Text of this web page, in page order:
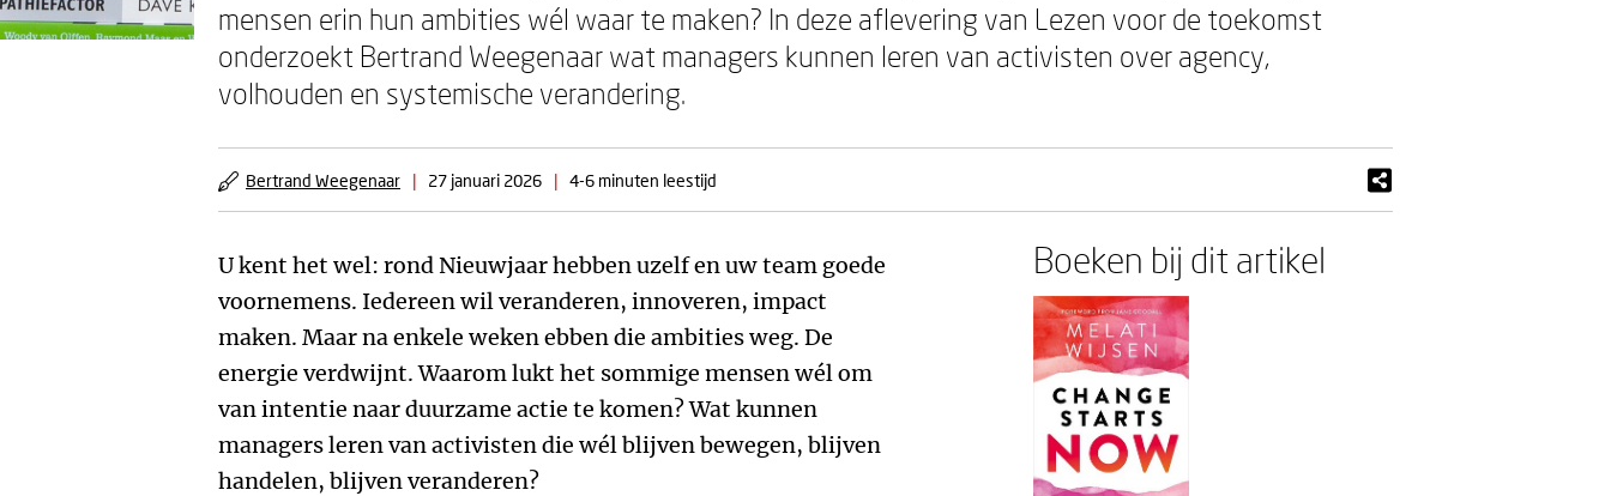
mensen erin hun ambities wél waar te maken? In deze aflevering van Lezen voor de toekomst
onderzoekt Bertrand Weegenaar wat managers kunnen leren van activisten over agency,
volhouden en systemische verandering.
Bertrand Weegenaar | 27 januari 2026 | 4-6 minuten leestijd
U kent het wel: rond Nieuwjaar hebben uzelf en uw team goede
voornemens. Iedereen wil veranderen, innoveren, impact
maken. Maar na enkele weken ebben die ambities weg. De
energie verdwijnt. Waarom lukt het sommige mensen wél om
van intentie naar duurzame actie te komen? Wat kunnen
managers leren van activisten die wél blijven bewegen, blijven
handelen, blijven veranderen?
Boeken bij dit artikel